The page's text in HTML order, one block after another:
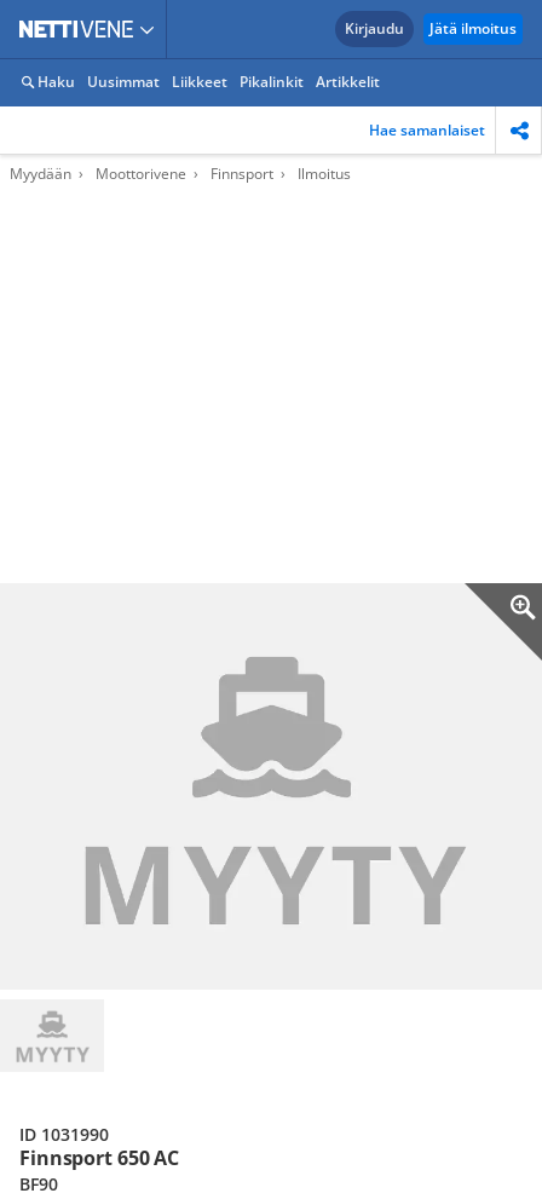
Kirjaudu Jätä ilmoitus
Haku Uusimmat Liikkeet Pikalinkit Artikkelit
Hae samanlaiset
Myydään Moottorivene Finnsport Ilmoitus
Finnsport 650 AC
BF90
ID 1031990